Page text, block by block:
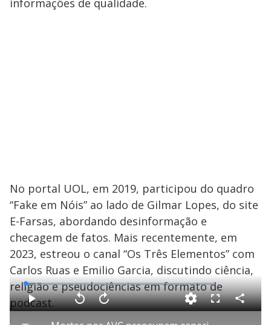
informações de qualidade.
No portal UOL, em 2019, participou do quadro
“Fake em Nóis” ao lado de Gilmar Lopes, do site
E-Farsas, abordando desinformação e
checagem de fatos. Mais recentemente, em
2023, estreou o canal “Os Três Elementos” com
Carlos Ruas e Emilio Garcia, discutindo ciência,
religião e pseudociências em formato de
podcast.
P V A
L
o
a
d
e F C
o